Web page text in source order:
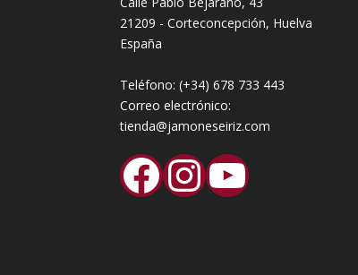
21209 - Corteconcepción, Huelva
España
Teléfono:(+34) 678 733 443
Correo electrónico:
tienda@jamoneseiriz.com
Facebook
Instagram
YouTube